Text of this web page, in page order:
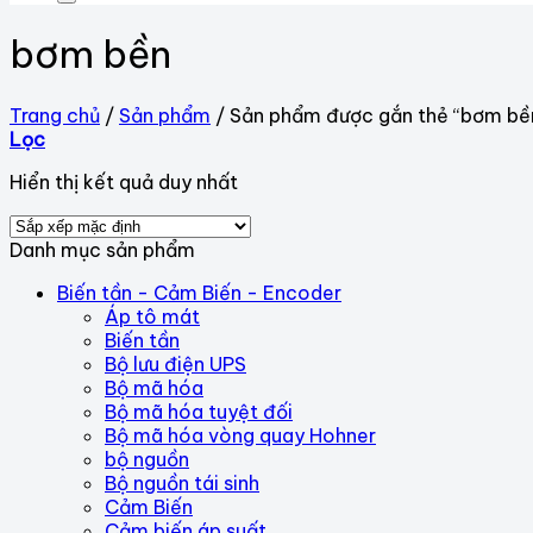
bơm bền
Trang chủ / Sản phẩm / Sản phẩm được gắn thẻ “bơm
Lọc
Hiển thị kết quả duy nhất
Danh mục sản phẩm
Biến tần - Cảm Biến - Encoder
Áp tô mát
Biến tần
Bộ lưu điện UPS
Bộ mã hóa
Bộ mã hóa tuyệt đối
Bộ mã hóa vòng quay Hohner
bộ nguồn
Bộ nguồn tái sinh
Cảm Biến